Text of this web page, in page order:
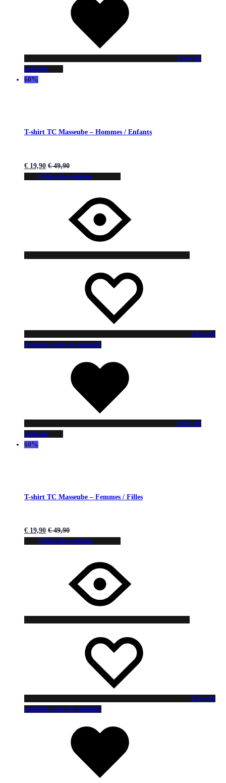
Liste de
souhaits
60%
T-shirt TC Masseube – Hommes / Enfants
€ 19,90 €49,90
Choix des options
Liste de
souhaits Liste de souhaits
Liste de
souhaits
60%
T-shirt TC Masseube – Femmes / Filles
€ 19,90 €49,90
Choix des options
Liste de
souhaits Liste de souhaits